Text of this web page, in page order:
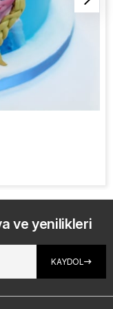
ve yenilikleri
KAYDOL